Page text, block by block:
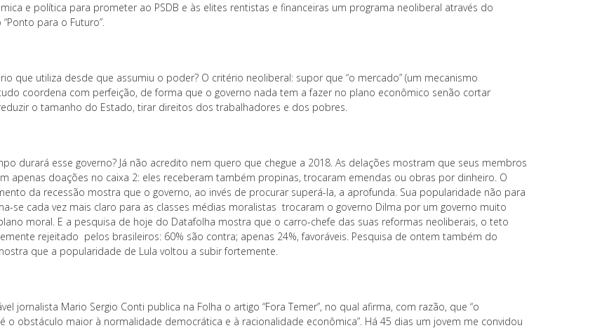
e política para prometer ao PSDB e às elites rentistas e financeiras um programa neoliberal através do
para o Futuro”.
que utiliza desde que assumiu o poder? O critério neoliberal: supor que “o mercado” (um mecanismo
coordena com perfeição, de forma que o governo nada tem a fazer no plano econômico senão cortar
o tamanho do Estado, tirar direitos dos trabalhadores e dos pobres.
durará esse governo? Já não acredito nem quero que chegue a 2018. As delações mostram que seus membros
apenas doações no caixa 2: eles receberam também propinas, trocaram emendas ou obras por dinheiro. O
da recessão mostra que o governo, ao invés de procurar superá-la, a aprofunda. Sua popularidade não para
se cada vez mais claro para as classes médias moralistas trocaram o governo Dilma por um governo muito
moral. E a pesquisa de hoje do Datafolha mostra que o carro-chefe das suas reformas neoliberais, o teto
rejeitado pelos brasileiros: 60% são contra; apenas 24%, favoráveis. Pesquisa de ontem também do
que a popularidade de Lula voltou a subir fortemente.
jornalista Mario Sergio Conti publica na Folha o artigo “Fora Temer”, no qual afirma, com razão, que “o
o obstáculo maior à normalidade democrática e à racionalidade econômica”. Há 45 dias um jovem me convidou